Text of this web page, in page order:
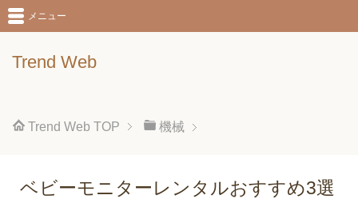
Trend Web
メニュー
Trend Web TOP 機械
ベビーモニターレンタルおすすめ3選